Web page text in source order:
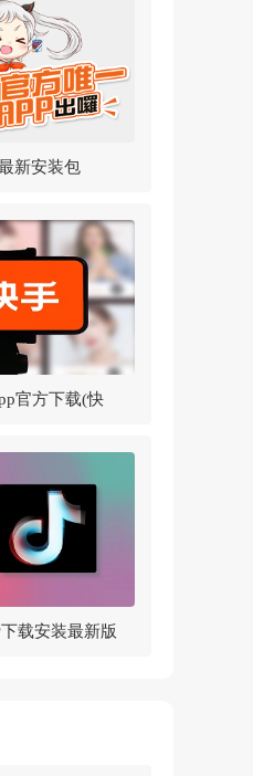
新安装包
官方正版
官方下载(快
官方版
载安装最新版